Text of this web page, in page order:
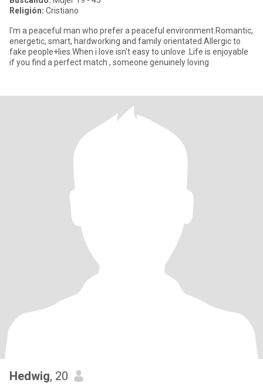
Religión: Cristiano
I'm a peaceful man who prefer a peaceful environment.Romantic,
energetic, smart, hardworking and family orientated.Allergic to
fake people+lies.When i love isn't easy to unlove .Life is enjoyable
if you find a perfect match , someone genuinely loving
Hedwig, 20